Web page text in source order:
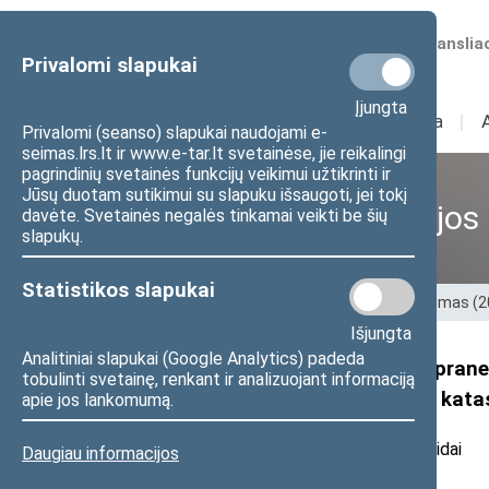
Privalomi slapukai
Įjungta
Privalomi (seanso) slapukai naudojami e-
seimas.lrs.lt ir www.e-tar.lt svetainėse, jie reikalingi
pagrindinių svetainės funkcijų veikimui užtikrinti ir
Jūsų duotam sutikimui su slapuku išsaugoti, jei tokį
davėte. Svetainės negalės tinkamai veikti be šių
slapukų.
Statistikos slapukai
Išjungta
Analitiniai slapukai (Google Analytics) padeda
tobulinti svetainę, renkant ir analizuojant informaciją
apie jos lankomumą.
Daugiau informacijos
Numatomos
Sudėtis Veikla I
Ankstesnės kadencijos
Pradžia>Ankstesnės kadencijos > XIII Seimas
Seimo narės Orintos Leiputės
kreipimasis dėl humanitarinės
2022 m. kovo 3 d. pranešimas žiniasklaidai